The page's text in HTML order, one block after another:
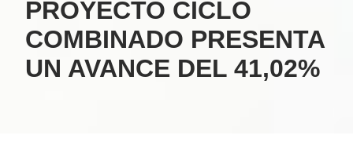
PROYECTO CICLO
COMBINADO PRESENTA
UN AVANCE DEL 41,02%